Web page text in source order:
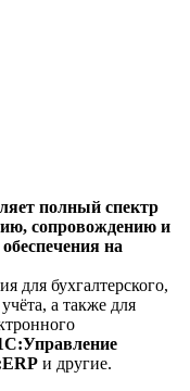
полный спектр
сопровождению и
на
для бухгалтерского,
а также для
и другие.